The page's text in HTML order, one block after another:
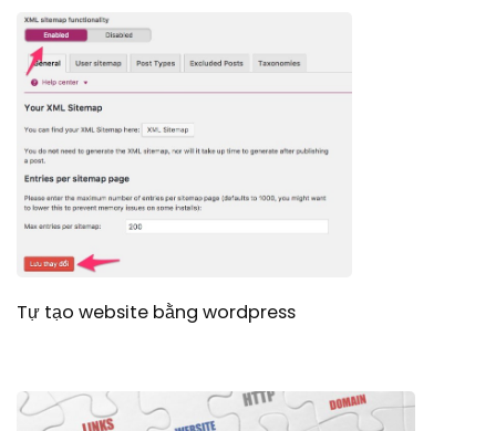
Tự tạo website bằng wordpress